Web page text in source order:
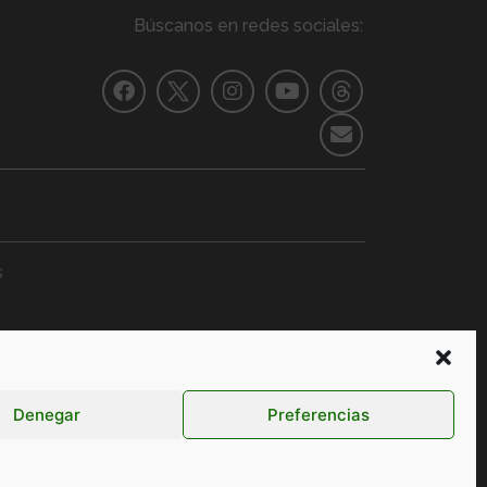
Denegar Preferencias
Búscanos en redes sociales:
Contacto